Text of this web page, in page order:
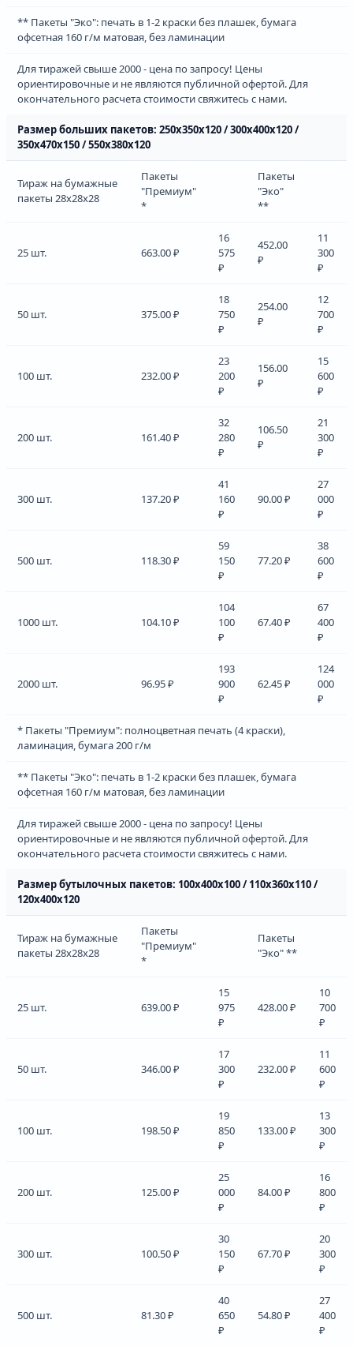
** Пакеты "Эко": печать в 1-2 краски без плашек, бумага
офсетная 160 г/м матовая, без ламинации
Для тиражей свыше 2000 - цена по запросу! Цены
ориентировочные и не являются публичной офертой. Для
окончательного расчета стоимости свяжитесь с нами.
Размер больших пакетов: 250х350х120 / 300х400х120 /
350х470х150 / 550х380х120
Тираж на бумажные
пакеты 28х28х28
Пакеты
"Премиум"
*
Пакеты
"Эко"
**
25 шт. 663.00 ₽
16
575
₽
452.00
₽
11
300
₽
50 шт. 375.00 ₽
18
750
₽
254.00
₽
12
700
₽
100 шт. 232.00 ₽
23
200
₽
156.00
₽
15
600
₽
200 шт. 161.40 ₽
32
280
₽
106.50
₽
21
300
₽
300 шт. 137.20 ₽
41
160
₽
90.00 ₽
27
000
₽
500 шт. 118.30 ₽
59
150
₽
77.20 ₽
38
600
₽
1000 шт. 104.10 ₽
104
100
₽
67.40 ₽
67
400
₽
2000 шт. 96.95 ₽
193
900
₽
62.45 ₽
124
000
₽
* Пакеты "Премиум": полноцветная печать (4 краски),
ламинация, бумага 200 г/м
** Пакеты "Эко": печать в 1-2 краски без плашек, бумага
офсетная 160 г/м матовая, без ламинации
Для тиражей свыше 2000 - цена по запросу! Цены
ориентировочные и не являются публичной офертой. Для
окончательного расчета стоимости свяжитесь с нами.
Размер бутылочных пакетов: 100х400х100 / 110х360х110 /
120х400х120
Тираж на бумажные
пакеты 28х28х28
Пакеты
"Премиум"
*
Пакеты
"Эко" **
25 шт. 639.00 ₽
15
975
₽
428.00 ₽
10
700
₽
50 шт. 346.00 ₽
17
300
₽
232.00 ₽
11
600
₽
100 шт. 198.50 ₽
19
850
₽
133.00 ₽
13
300
₽
200 шт. 125.00 ₽
25
000
₽
84.00 ₽
16
800
₽
300 шт. 100.50 ₽
30
150
₽
67.70 ₽
20
300
₽
500 шт. 81.30 ₽
40
650
₽
54.80 ₽
27
400
₽